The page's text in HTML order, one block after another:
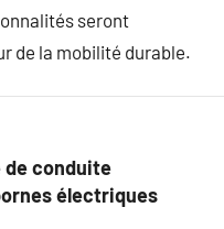
seront
de la mobilité durable.
de conduite
électriques